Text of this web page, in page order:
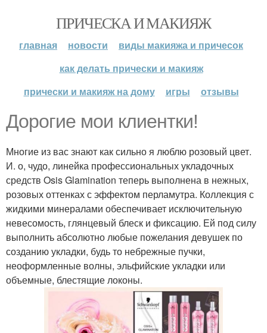
ПРИЧЕСКА И МАКИЯЖ
главная новости
виды макияжа и причесок
как делать прически и макияж
прически и макияж на дому
игры отзывы
Дорогие мои клиентки!
Многие из вас знают как сильно я люблю розовый цвет.
И. о, чудо, линейка профессиональных укладочных
средств Osis Glamination теперь выполнена в нежных,
розовых оттенках с эффектом перламутра. Коллекция с
жидкими минералами обеспечивает исключительную
невесомость, глянцевый блеск и фиксацию. Ей под силу
выполнить абсолютно любые пожелания девушек по
созданию укладки, будь то небрежные пучки,
неоформленные волны, эльфийские укладки или
объемные, блестящие локоны.